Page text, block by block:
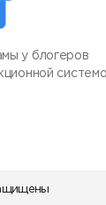
у блогеров